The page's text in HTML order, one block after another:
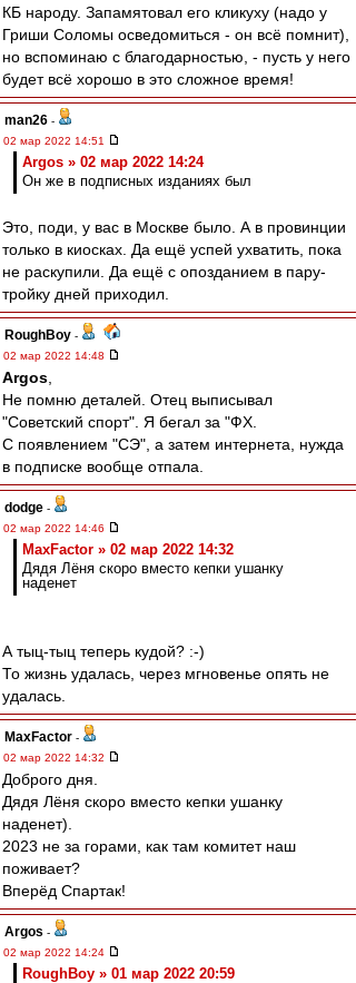
КБ народу. Запамятовал его кликуху (надо у
Гриши Соломы осведомиться - он всё помнит),
но вспоминаю с благодарностью, - пусть у него
будет всё хорошо в это сложное время!
man26 -
02 мар 2022 14:51
Argos » 02 мар 2022 14:24
Он же в подписных изданиях был
Это, поди, у вас в Москве было. А в провинции
только в киосках. Да ещё успей ухватить, пока
не раскупили. Да ещё с опозданием в пару-
тройку дней приходил.
RoughBoy -
02 мар 2022 14:48
Argos
Не помню деталей. Отец выписывал
"Советский спорт". Я бегал за "ФХ.
С появлением "СЭ", а затем интернета, нужда
в подписке вообще отпала.
dodge -
02 мар 2022 14:46
MaxFactor » 02 мар 2022 14:32
Дядя Лёня скоро вместо кепки ушанку
наденет
А тыц-тыц теперь кудой? :-)
То жизнь удалась, через мгновенье опять не
удалась.
MaxFactor -
02 мар 2022 14:32
Доброго дня.
Дядя Лёня скоро вместо кепки ушанку
наденет).
2023 не за горами, как там комитет наш
поживает?
Вперёд Спартак!
Argos -
02 мар 2022 14:24
RoughBoy » 01 мар 2022 20:59